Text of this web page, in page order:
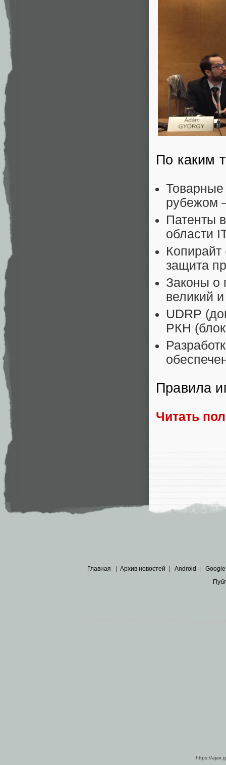
По каким
Товарные
рубежом
Патенты
области
Копирайт
защита
Законы о
великий
UDRP
РКН
Правила
Читать
Главная Архив новостей Android Google
https://